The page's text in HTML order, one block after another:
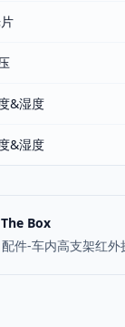
&湿度
&湿度
Box
件-车内高支架红外